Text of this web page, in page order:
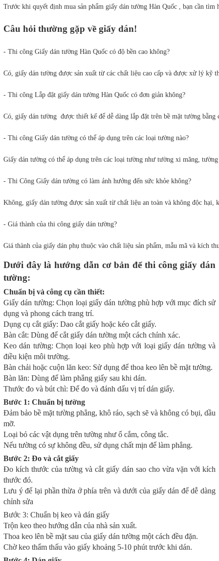
Trước khi quyết định mua sản phẩm giấy dán tường Hàn Quốc , bạn cần
Câu hỏi thường gặp về giấy dán!
- Thi công Giấy dán tường Hàn Quốc có độ bền cao không?
Có, giấy dán tường được sản xuất từ các chất liệu cao cấp và được xử lý kỹ
- Thi công Lắp đặt giấy dán tường Hàn Quốc có đơn giản không?
Có, giấy dán tường  được thiết kế để dễ dàng lắp đặt trên bề mặt tường bằng
- Thi công Giấy dán tường có thể áp dụng trên các loại tường nào?
Giấy dán tường có thể áp dụng trên các loại tường như tường xi măng,
- Thi Công Giấy dán tường có làm ảnh hưởng đến sức khỏe không?
Không, giấy dán tường được sản xuất từ chất liệu an toàn và không độc hại,
- Giá thành của thi công giấy dán tường?
Giá thành của giấy dán phụ thuộc vào chất liệu sản phẩm, mẫu mã và kích
Dưới đây là hướng dẫn cơ bản để thi công giấy dán
tường:
Chuẩn bị và công cụ cần thiết:
Giấy dán tường: Chọn loại giấy dán tường phù hợp với mục đích sử
dụng và phong cách trang trí.
Dụng cụ cắt giấy: Dao cắt giấy hoặc kéo cắt giấy.
Bàn cắt: Dùng để cắt giấy dán tường một cách chính xác.
Keo dán tường: Chọn loại keo phù hợp với loại giấy dán tường và
điều kiện môi trường.
Bàn chải hoặc cuộn lăn keo: Sử dụng để thoa keo lên bề mặt tường.
Bàn lăn: Dùng để làm phẳng giấy sau khi dán.
Thước đo và bút chì: Để đo và đánh dấu vị trí dán giấy.
Bước 1: Chuẩn bị tường
Đảm bảo bề mặt tường phẳng, khô ráo, sạch sẽ và không có bụi, dầu
mỡ.
Loại bỏ các vật dụng trên tường như ổ cắm, công tắc.
Nếu tường có sự không đều, sử dụng chất mịn để làm phẳng.
Bước 2: Đo và cắt giấy
Đo kích thước của tường và cắt giấy dán sao cho vừa vặn với kích
thước đó.
Lưu ý để lại phần thừa ở phía trên và dưới của giấy dán để dễ dàng
chỉnh sửa
Bước 3: Chuẩn bị keo và dán giấy
Trộn keo theo hướng dẫn của nhà sản xuất.
Thoa keo lên bề mặt sau của giấy dán tường một cách đều đặn.
Chờ keo thẩm thấu vào giấy khoảng 5-10 phút trước khi dán.